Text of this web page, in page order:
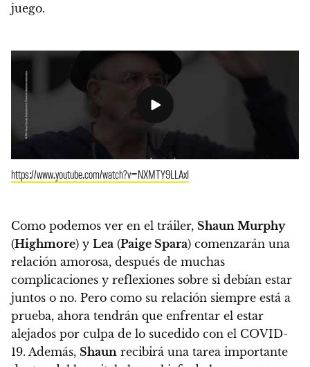
juego.
https://www.youtube.com/watch?v=NXMTY9LLAxI
Como podemos ver en el tráiler, Shaun Murphy
(Highmore) y Lea (Paige Spara) comenzarán una
relación amorosa, después de muchas
complicaciones y reflexiones sobre si debían estar
juntos o no. Pero como su relación siempre está a
prueba, ahora tendrán que enfrentar el estar
alejados por culpa de lo sucedido con el COVID-
19. Además, Shaun recibirá una tarea importante